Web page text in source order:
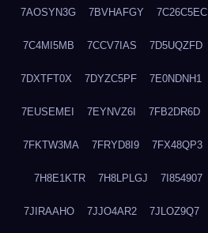
7AOSYN3G 7BVHAFGY 7C26C5EC
7C4MI5MB 7CCV7IAS 7D5UQZFD
7DXTFT0X 7DYZC5PF 7E0NDNH1
7EUSEMEI 7EYNVZ6I 7FB2DR6D
7FKTW3MA 7FRYD8I9 7FX48QP3
7H8E1KTR 7H8LPLGJ 7I854907
7JIRAAHO 7JJO4AR2 7JLOZ9Q7